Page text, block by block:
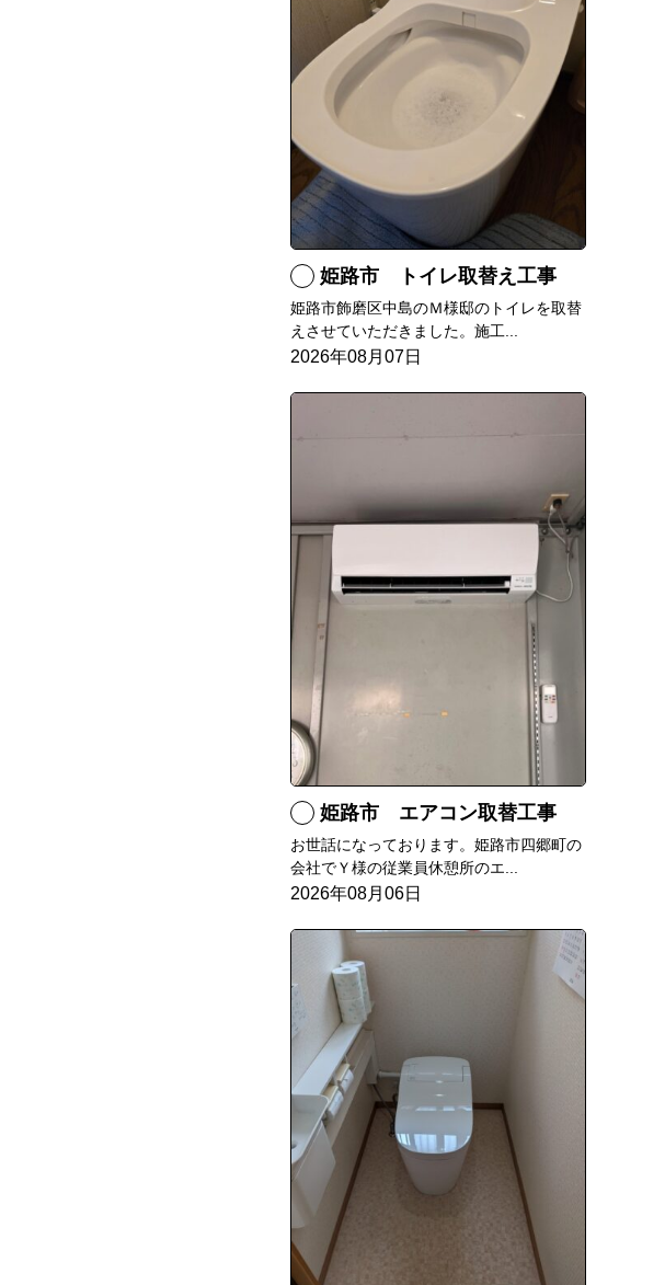
姫路市 トイレ取替え工事
姫路市飾磨区中島のＭ様邸のトイレを取替
えさせていただきました。施工...
2026年08月07日
姫路市 エアコン取替工事
お世話になっております。姫路市四郷町の
会社でＹ様の従業員休憩所のエ...
2026年08月06日